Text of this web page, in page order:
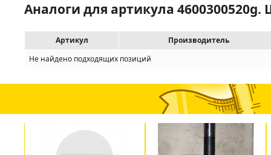
Аналоги для артикула
Артикул
Производитель
Не найдено подходящих позиций